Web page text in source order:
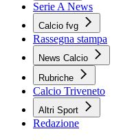
Serie A News
Calcio fvg
Rassegna stampa
News Calcio
Rubriche
Calcio Triveneto
Altri Sport
Redazione